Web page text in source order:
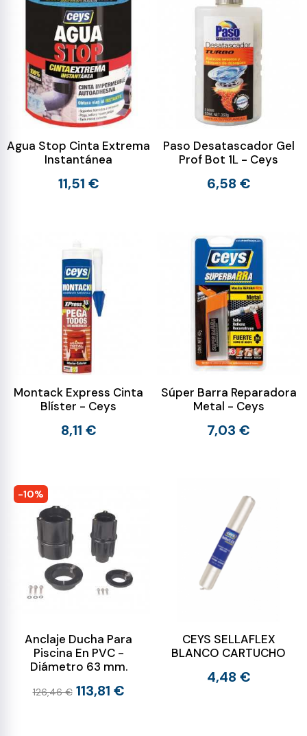
Agua Stop Cinta Extrema
Instantánea
11,51 €
Paso Desatascador Gel
Prof Bot 1L - Ceys
6,58 €
Montack Express Cinta
Blíster - Ceys
8,11 €
Súper Barra Reparadora
Metal - Ceys
7,03 €
-10%
Anclaje Ducha Para
Piscina En PVC -
Diámetro 63 mm.
126,46 € 113,81 €
CEYS SELLAFLEX
BLANCO CARTUCHO
4,48 €